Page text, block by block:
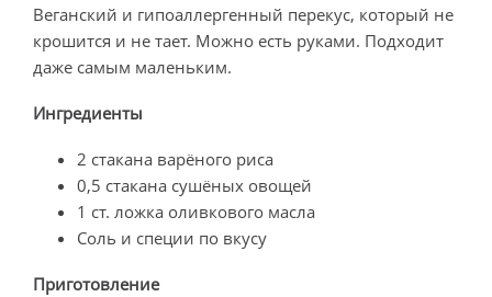
Веганский и гипоаллергенный перекус, который не
крошится и не тает. Можно есть руками. Подходит
даже самым маленьким.
Ингредиенты
2 стакана варёного риса
0,5 стакана сушёных овощей
1 ст. ложка оливкового масла
Соль и специи по вкусу
Приготовление